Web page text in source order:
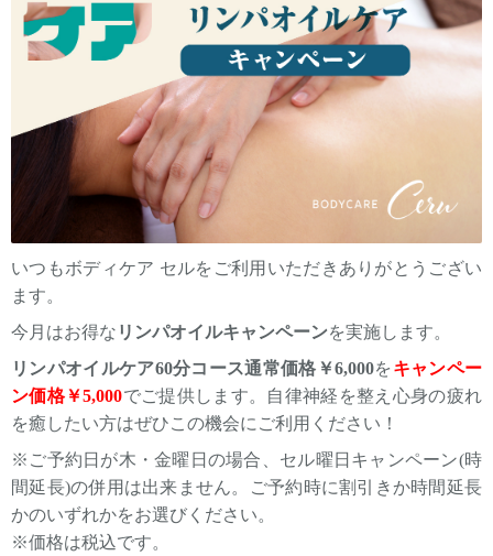
いつもボディケア セルをご利用いただきありがとうござい
ます。
今月はお得な リンパオイルキャンペーンを実施します。
リンパオイルケア60分コース通常価格￥6,000を キャンペー
ン価格￥5,000でご提供します。自律神経を整え心身の疲れ
を癒したい方はぜひこの機会にご利用ください！
※ご予約日が木・金曜日の場合、セル曜日キャンペーン(時
間延長)の併用は出来ません。ご予約時に割引きか時間延長
かのいずれかをお選びください。
※価格は税込です。